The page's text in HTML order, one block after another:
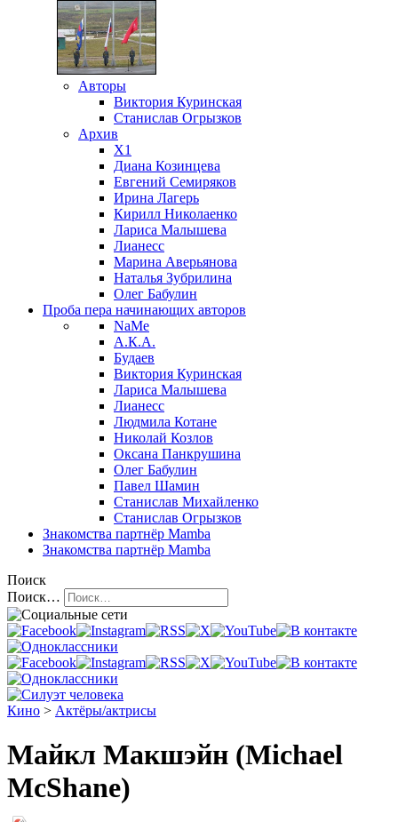
Авторы
Виктория Куринская
Станислав Огрызков
Архив
X1
Диана Козинцева
Евгений Семиряков
Ирина Лагерь
Кирилл Николаенко
Лариса Малышева
Лианесс
Марина Аверьянова
Наталья Зубрилина
Олег Бабулин
Проба пера начинающих авторов
NaMe
А.К.А.
Будаев
Виктория Куринская
Лариса Малышева
Лианесс
Людмила Котане
Николай Козлов
Оксана Панкрушина
Олег Бабулин
Павел Шамин
Станислав Михайленко
Станислав Огрызков
Знакомства партнёр Mamba
Знакомства партнёр Mamba
Поиск
Поиск…
Кино > Актёры/актрисы
Майкл Макшэйн (Michael
McShane)